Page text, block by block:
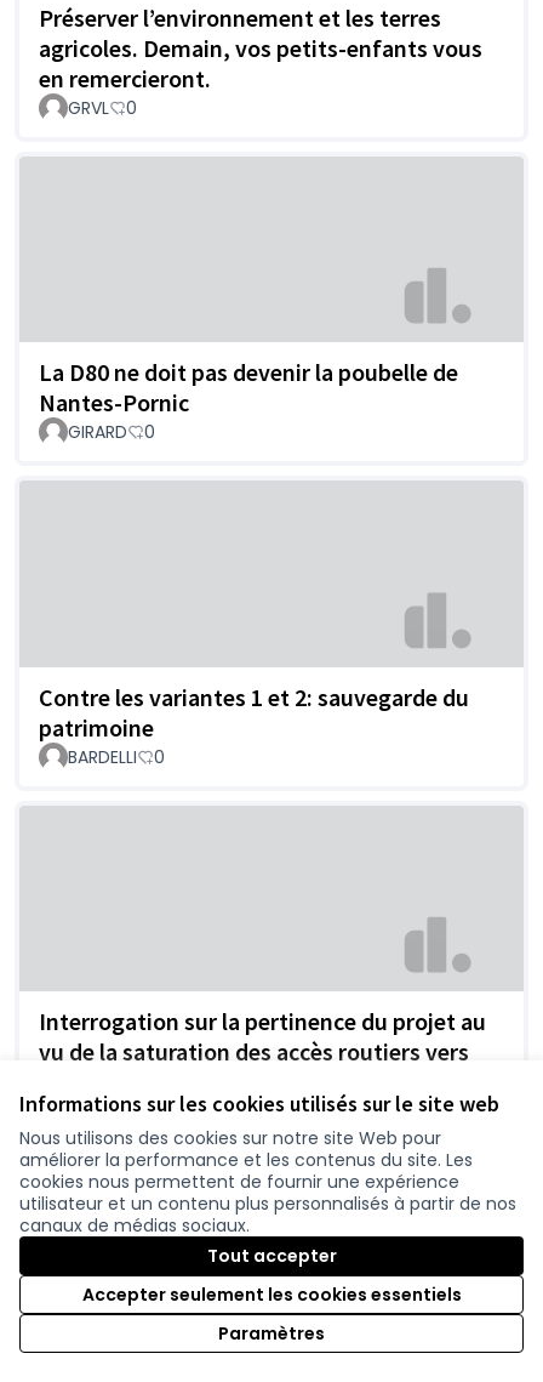
Informations sur les cookies utilisés sur le site web
Nous utilisons des cookies sur notre site Web pour
améliorer la performance et les contenus du site. Les
cookies nous permettent de fournir une expérience
utilisateur et un contenu plus personnalisés à partir de nos
canaux de médias sociaux.
Tout accepter
Accepter seulement les cookies essentiels
Paramètres
Préserver l’environnement et les terres
agricoles. Demain, vos petits-enfants vous
en remercieront.
GRVL 0
La D80 ne doit pas devenir la poubelle de
Nantes-Pornic
GIRARD 0
Contre les variantes 1 et 2: sauvegarde du
patrimoine
BARDELLI 0
Interrogation sur la pertinence du projet au
vu de la saturation des accès routiers vers
Thibo 0